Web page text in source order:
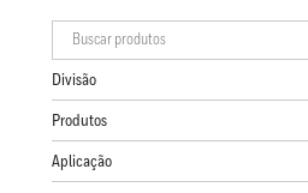
Divisão
Produtos
Aplicação